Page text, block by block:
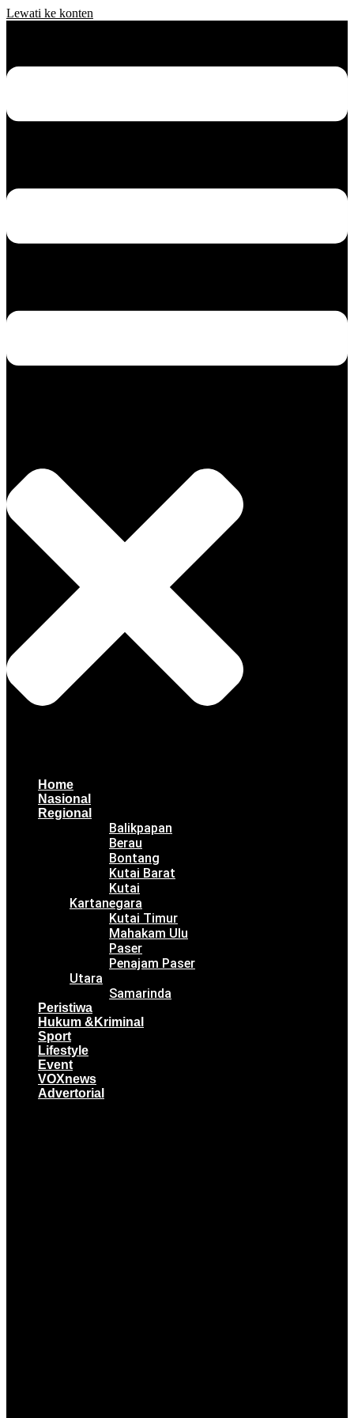
Lewati ke konten
Home
Nasional
Regional
Balikpapan
Berau
Bontang
Kutai Barat
Kutai
Kartanegara
Kutai Timur
Mahakam Ulu
Paser
Penajam Paser
Utara
Samarinda
Peristiwa
Hukum &Kriminal
Sport
Lifestyle
Event
VOXnews
Advertorial